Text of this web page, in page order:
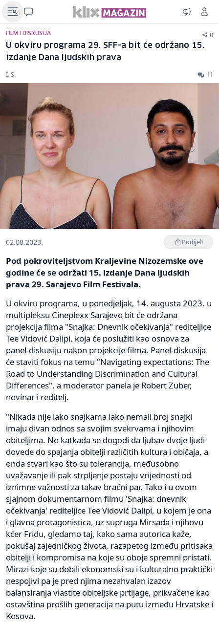
FILM I DISKUSIJA 0
U okviru programa 29. SFF-a bit će održano 15.
izdanje Dana ljudskih prava
I. S. 11
02.08.2023. Podijeli
Pod pokroviteljstvom Kraljevine Nizozemske ove
godine će se održati 15. izdanje Dana ljudskih
prava 29. Sarajevo Film Festivala.
U okviru programa, u ponedjeljak, 14. augusta 2023. u
multipleksu Cineplexx Sarajevo bit će održana
projekcija filma "Snajka: Dnevnik očekivanja" rediteljice
Tee Vidović Dalipi, koja će poslužiti kao osnova za
panel-diskusiju nakon projekcije filma. Panel-diskusija
će staviti fokus na temu "Navigating expectations: The
Road to Understanding Discrimination and Cultural
Differences", a moderator panela je Robert Zuber,
novinar i reditelj.
"Nikada nije lako snajkama iako nemali broj snajki
imaju divan odnos sa svojim svekrvama i njihovim
obiteljima. No katkada se dogodi da ljubav dvoje ljudi
dovede do spajanja obitelji različitih kultura i običaja, a
onda stvari kao što su tolerancija, međusobno
uvažavanje ili pak strpljenje postaju vrijednosti od
iznimne važnosti za takav bračni par. Tako i u ovom
sjajnom dokumentarnom filmu 'Snajka: dnevnik
očekivanja' rediteljice Tee Vidović Dalipi, u kojem je ona
i glavna protagonistica, uz supruga Mirsada i njihovu
kćer Fridu, gledamo taj, kako sama autorica kaže,
pokušaj zajedničkog života, razapetog između pritisaka
obitelji i kompromisa na koje su oboje spremni pristati.
Mirazi koje su dobili ekonomski su i kulturalno praktički
nespojivi pa je pred njima nezahvalan izazov
balansiranja vlastite obiteljske prtljage, prikvačene kao
ostavština prošlih generacija na putu između Hrvatske i
Kosova.